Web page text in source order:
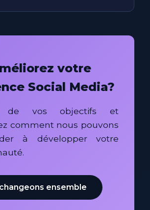
votre
Social Media?
de vos objectifs et
comment nous pouvons
à développer votre
ensemble